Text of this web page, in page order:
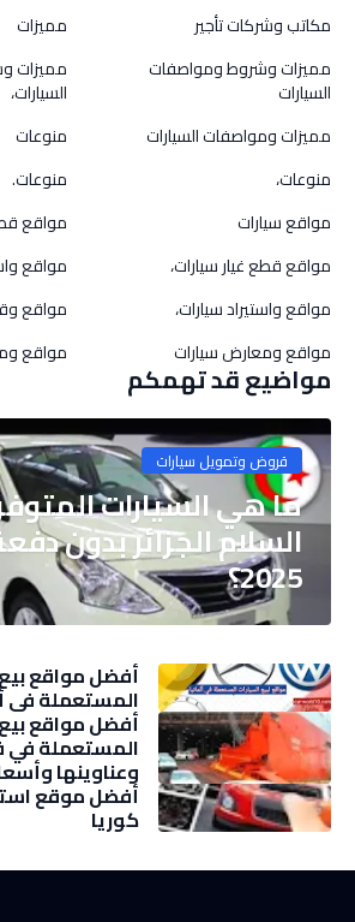
مكاتب وشركات تأجير
مميزات
مميزات وشروط ومواصفات
السيارات
مميزات
السيارات،
مميزات ومواصفات السيارات
منوعات
منوعات،
منوعات.
مواقع سيارات
مواقع
مواقع قطع غيار سيارات،
مواقع
مواقع واستيراد سيارات،
مواقع
مواقع ومعارض سيارات
مواقع
مواضيع قد تهمكم
قروض وتمويل سيارات
ما هي السيارات
السلام الجزائر بدون
2025؟
أفضل مواقع
المستعملة في
أفضل مواقع
وعناوينها
أفضل موقع
كوريا